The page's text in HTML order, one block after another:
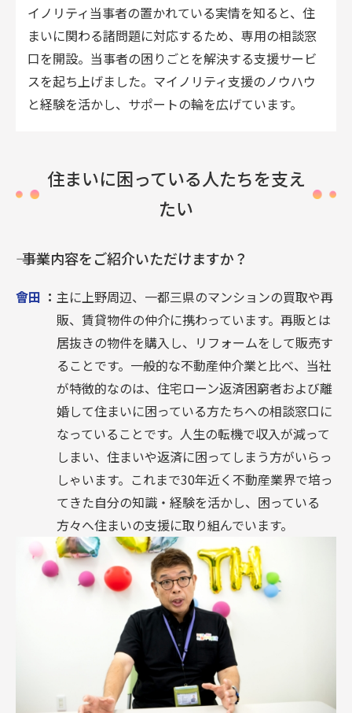
イノリティ当事者の置かれている実情を知ると、住
まいに関わる諸問題に対応するため、専用の相談窓
口を開設。当事者の困りごとを解決する支援サービ
スを起ち上げました。マイノリティ支援のノウハウ
と経験を活かし、サポートの輪を広げています。
住まいに困っている人たちを支え
たい
―― 事業内容をご紹介いただけますか？
會田 ： 主に上野周辺、一都三県のマンションの買取や再
販、賃貸物件の仲介に携わっています。再販とは
居抜きの物件を購入し、リフォームをして販売す
ることです。一般的な不動産仲介業と比べ、当社
が特徴的なのは、住宅ローン返済困窮者および離
婚して住まいに困っている方たちへの相談窓口に
なっていることです。人生の転機で収入が減って
しまい、住まいや返済に困ってしまう方がいらっ
しゃいます。これまで30年近く不動産業界で培っ
てきた自分の知識・経験を活かし、困っている
方々へ住まいの支援に取り組んでいます。